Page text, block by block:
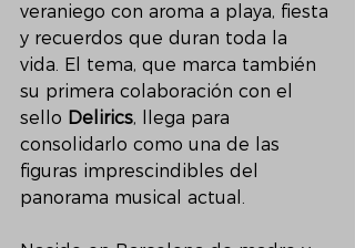
veraniego con aroma a playa, fiesta
y recuerdos que duran toda la
vida. El tema, que marca también
su primera colaboración con el
sello Delirics, llega para
consolidarlo como una de las
figuras imprescindibles del
panorama musical actual.